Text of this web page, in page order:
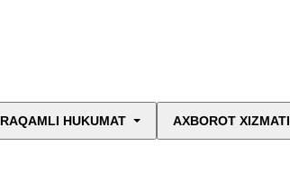
RAQAMLI HUKUMAT AXBOROT XIZMATI